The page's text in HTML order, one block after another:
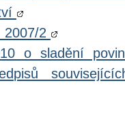
2007/2
o sladění